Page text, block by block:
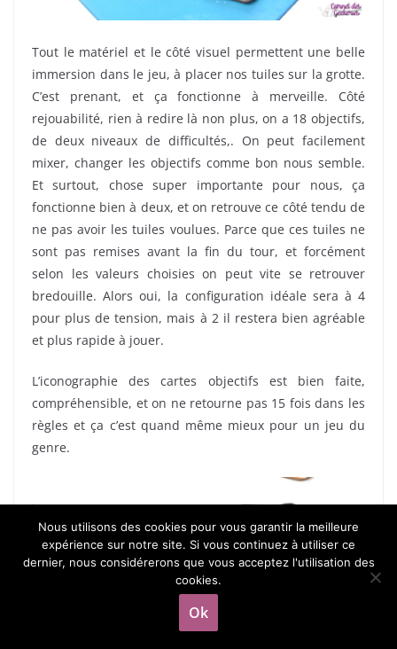
Tout le matériel et le côté visuel permettent une belle
immersion dans le jeu, à placer nos tuiles sur la grotte.
C’est prenant, et ça fonctionne à merveille. Côté
rejouabilité, rien à redire là non plus, on a 18 objectifs,
de deux niveaux de difficultés,. On peut facilement
mixer, changer les objectifs comme bon nous semble.
Et surtout, chose super importante pour nous, ça
fonctionne bien à deux, et on retrouve ce côté tendu de
ne pas avoir les tuiles voulues. Parce que ces tuiles ne
sont pas remises avant la fin du tour, et forcément
selon les valeurs choisies on peut vite se retrouver
bredouille. Alors oui, la configuration idéale sera à 4
pour plus de tension, mais à 2 il restera bien agréable
et plus rapide à jouer.
L’iconographie des cartes objectifs est bien faite,
compréhensible, et on ne retourne pas 15 fois dans les
règles et ça c’est quand même mieux pour un jeu du
genre.
Nous utilisons des cookies pour vous garantir la meilleure
expérience sur notre site. Si vous continuez à utiliser ce
dernier, nous considérerons que vous acceptez l'utilisation des
cookies.
Ok